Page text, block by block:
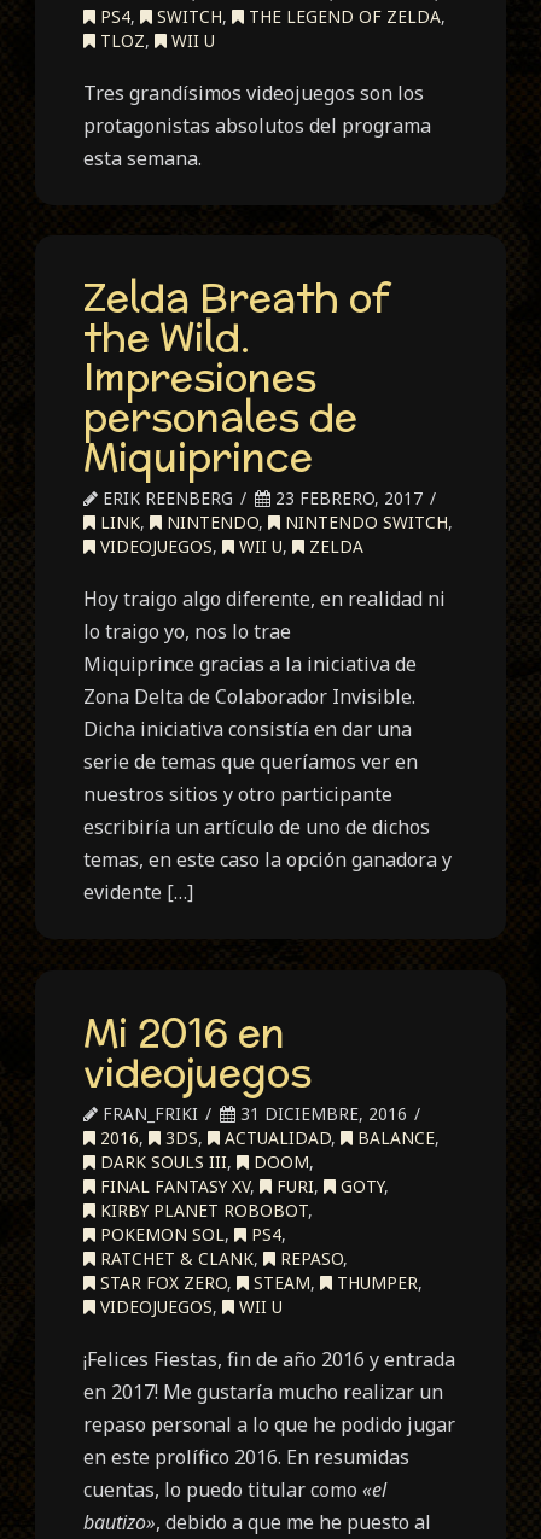
PS4, SWITCH, THE LEGEND OF ZELDA,
TLOZ, WII U
Tres grandísimos videojuegos son los
protagonistas absolutos del programa
esta semana.
Zelda Breath of
the Wild.
Impresiones
personales de
Miquiprince
ERIK REENBERG
23 FEBRERO, 2017
LINK, NINTENDO, NINTENDO SWITCH,
VIDEOJUEGOS, WII U, ZELDA
Hoy traigo algo diferente, en realidad ni
lo traigo yo, nos lo trae
Miquiprince gracias a la iniciativa de
Zona Delta de Colaborador Invisible.
Dicha iniciativa consistía en dar una
serie de temas que queríamos ver en
nuestros sitios y otro participante
escribiría un artículo de uno de dichos
temas, en este caso la opción ganadora y
evidente […]
Mi 2016 en
videojuegos
FRAN_FRIKI
31 DICIEMBRE, 2016
2016, 3DS, ACTUALIDAD, BALANCE,
DARK SOULS III, DOOM,
FINAL FANTASY XV, FURI, GOTY,
KIRBY PLANET ROBOBOT,
POKEMON SOL, PS4,
RATCHET & CLANK, REPASO,
STAR FOX ZERO, STEAM, THUMPER,
VIDEOJUEGOS, WII U
¡Felices Fiestas, fin de año 2016 y entrada
en 2017! Me gustaría mucho realizar un
repaso personal a lo que he podido jugar
en este prolífico 2016. En resumidas
cuentas, lo puedo titular como«el
bautizo», debido a que me he puesto al